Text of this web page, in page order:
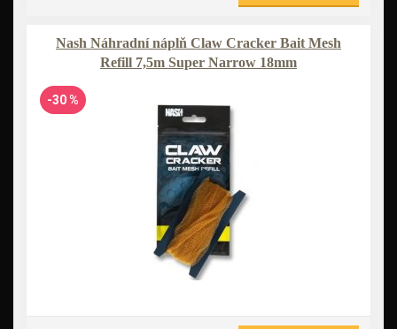
Nash Náhradní náplň Claw Cracker Bait Mesh
Refill 7,5m Super Narrow 18mm
-30 %